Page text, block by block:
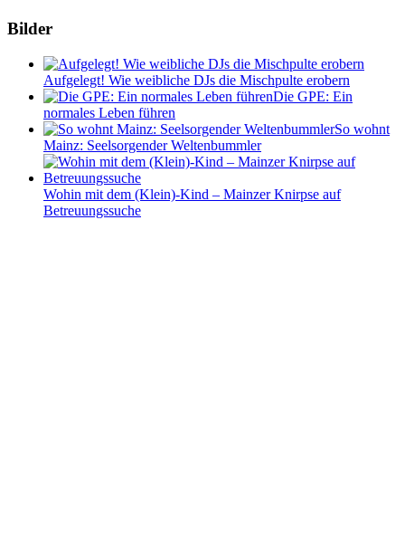
Bilder
Aufgelegt! Wie weibliche DJs die Mischpulte erobern
Die GPE: Ein
normales Leben führen
So wohnt
Mainz: Seelsorgender Weltenbummler
Wohin mit dem (Klein)-Kind – Mainzer Knirpse auf
Betreuungssuche